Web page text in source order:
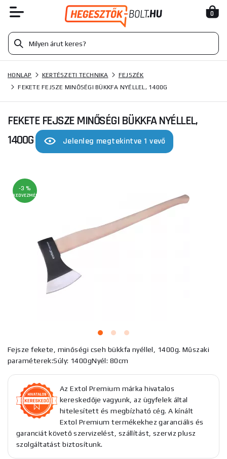
0
HONLAP KERTÉSZETI TECHNIKA
FEJSZÉK
FEKETE FEJSZE MINŐSÉGI BÜKKFA NYÉLLEL, 1400G
FEKETE FEJSZE MINŐSÉGI BÜKKFA NYÉLLEL,
1400G
Jelenleg megtekintve 1 vevő
-3 %
KEDVEZMÉNY
Fejsze fekete, minőségi cseh bükkfa nyéllel, 1400g. Műszaki
paraméterek:Súly: 1400gNyél: 80cm
Az Extol Premium márka hivatalos
kereskedője vagyunk, az ügyfelek által
hitelesített és megbízható cég. A kínált
Extol Premium termékekhez garanciális és
garanciát követő szervizelést, szállítást, szerviz plusz
szolgáltatást biztosítunk.